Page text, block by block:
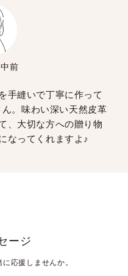
前
手縫いで丁寧に作って
。味わい深い天然皮革
、大切な方への贈り物
なってくれますよ♪
ージ
応援しませんか。